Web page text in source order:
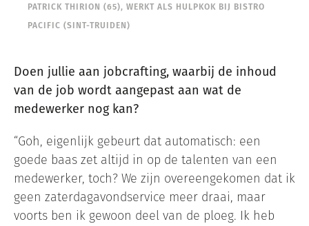
PATRICK THIRION (65), WERKT ALS HULPKOK BIJ BISTRO
PACIFIC (SINT-TRUIDEN)
Doen jullie aan jobcrafting, waarbij de inhoud
van de job wordt aangepast aan wat de
medewerker nog kan?
“Goh, eigenlijk gebeurt dat automatisch: een
goede baas zet altijd in op de talenten van een
medewerker, toch? We zijn overeengekomen dat ik
geen zaterdagavondservice meer draai, maar
voorts ben ik gewoon deel van de ploeg. Ik heb